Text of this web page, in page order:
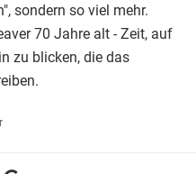
sondern so viel mehr.
70 Jahre alt - Zeit, auf
zu blicken, die das